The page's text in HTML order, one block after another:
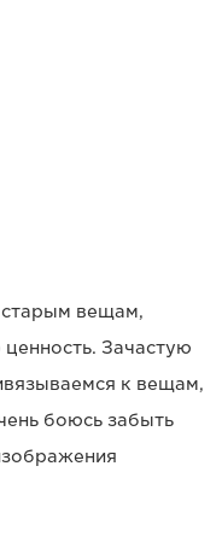
вещам,
Зачастую
к вещам,
боюсь забыть